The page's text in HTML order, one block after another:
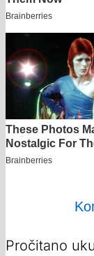
Pročitano